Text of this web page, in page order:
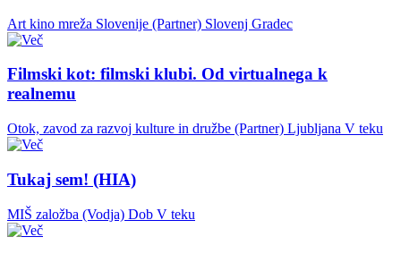
Art kino mreža Slovenije (Partner) Slovenj Gradec
Filmski kot: filmski klubi. Od virtualnega k
realnemu
Otok, zavod za razvoj kulture in družbe (Partner) Ljubljana V teku
Tukaj sem! (HIA)
MIŠ založba (Vodja) Dob V teku